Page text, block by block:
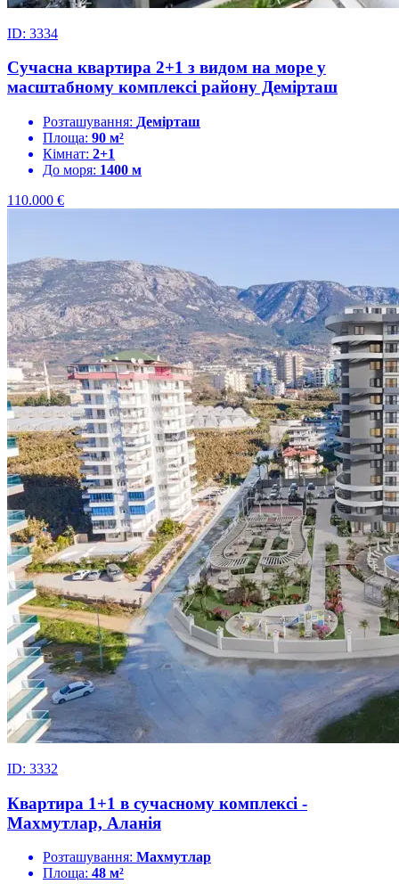
ID: 3334
Сучасна квартира 2+1 з видом на море у
масштабному комплексі району Демірташ
Розташування: Демірташ
Площа: 90 м²
Кімнат: 2+1
До моря: 1400 м
110.000 €
ID: 3332
Квартира 1+1 в сучасному комплексі -
Махмутлар, Аланія
Розташування: Махмутлар
Площа: 48 м²